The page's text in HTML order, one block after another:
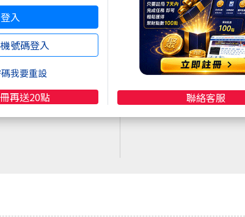
財點數 20 點
數加贈2%！
立即線上購買
超商買真方便
快速購點
( 刷卡、Line Pay、Apple
Pay、Google Pay )
登入
號碼登入
我要重設
再送20點 聯絡客服